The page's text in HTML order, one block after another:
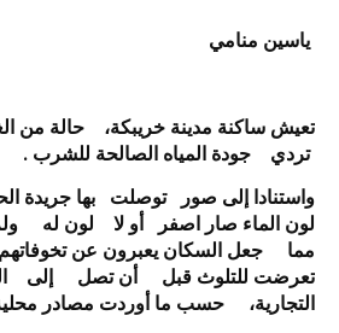
ياسين منامي
تعيش ساكنة مدينة خريبكة، حالة من
تردي جودة المياه الصالحة للشرب .
لون الماء صار اصفر أو لا لون له
مما جعل السكان يعبرون عن
تعرضت للتلوث قبل أن تصل إلى
التجارية، حسب ما أوردت مصادر